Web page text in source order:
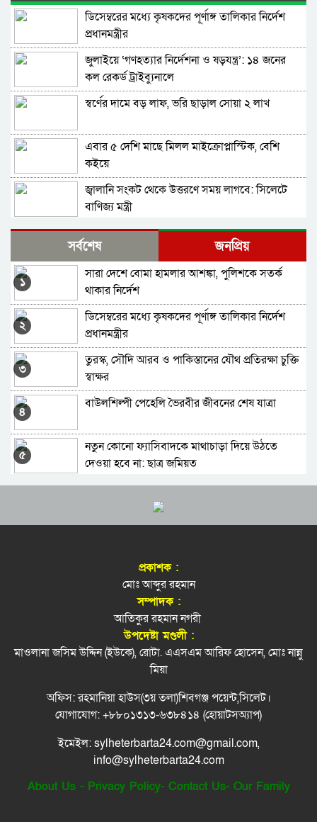
ডিসেম্বরের মধ্যে কৃষকদের পূর্ণাঙ্গ তালিকার নির্দেশ
প্রধানমন্ত্রীর
জুলাইয়ে ‘গণহত্যার নির্দেশনা ও ষড়যন্ত্র’: ১৪ জনের
কল রেকর্ড ট্রাইব্যুনালে
স্বর্ণের দামে বড় লাফ, ভরি ছাড়াল সোয়া ২ লাখ
এবার ৫ দেশি মাছে মিলল মাইক্রোপ্লাস্টিক, বেশি
কইয়ে
জ্বালানি সংকট থেকে উত্তরণে সময় লাগবে: সিলেটে
বাণিজ্য মন্ত্রী
অহেতুক ইস্যু বানালে পলাতক স্বৈরাচারের পুনরুত্থানের
পথ সুগম হবে: প্রধানমন্ত্রী
জুলাই হত্যাকাণ্ডের বিচার: ট্রাইব্যুনালে ৬১ জনের সাজা
জুলাই গণ-অভ্যুত্থানের চেতনায় বৈষম্যহীন দেশ গড়ার
আহ্বান ভারপ্রাপ্ত রাষ্ট্রপতির
জুলাই গণঅভ্যুত্থান: ছাত্র-জনতার বিজয়ের দিন আজ
নগর উন্নয়নে সমন্বিতভাবে কাজ করতে হবে:
স্বৈরাচারের রেখে যাওয়া ভঙ্গুর রাষ্ট্র পুনর্গঠনে কাজ
করছে সরকার: প্রধানমন্ত্রী
‘রিমেম্বারিং আওয়ার হিরোজ’: সেই ১ আগস্টের যা
বিশ্ব মাতৃদুগ্ধ সপ্তাহ শুরু আজ
সর্বশেষ জনপ্রিয়
১
সারা দেশে বোমা হামলার আশঙ্কা, পুলিশকে সতর্ক
থাকার নির্দেশ
২
ডিসেম্বরের মধ্যে কৃষকদের পূর্ণাঙ্গ তালিকার নির্দেশ
প্রধানমন্ত্রীর
৩
তুরস্ক, সৌদি আরব ও পাকিস্তানের যৌথ প্রতিরক্ষা চুক্তি
স্বাক্ষর
৪
বাউলশিল্পী পেহেলি ভৈরবীর জীবনের শেষ যাত্রা
৫
নতুন কোনো ফ্যাসিবাদকে মাথাচাড়া দিয়ে উঠতে
দেওয়া হবে না: ছাত্র জমিয়ত
এসএমপি’র সভায় হ’ত্যা মা/মলা/র আসামিরা!
শিশু সুরক্ষায় ব্যর্থ মেটা, ১১ হাজার কোটি টাকা জরিমানা
নবম শ্রেণির শিক্ষার্থীর গু’লি’তে নিহত স্কুলের ৬ জন
সিলেটে ভয়াবহ দুর্ঘটনা, শিশুসহ নিহত ৮
জালালাবাদ হোমিওপ্যাথি কলেজে জুলাই গণঅভ্যুত্থান
দিবস পালন
জুলাইয়ে ‘গণহত্যার নির্দেশনা ও ষড়যন্ত্র’: ১৪ জনের
কল রেকর্ড ট্রাইব্যুনালে
গোলাপগঞ্জে ৭ শহীদ স্মরণে ইত্তেহাদুল হুফফায’র দোয়া
প্রকাশক :
মোঃ আব্দুর রহমান
সম্পাদক :
আতিকুর রহমান নগরী
উপদেষ্টা মণ্ডলী :
মাওলানা জসিম উদ্দিন (ইউকে), রোটা. এএসএম আরিফ হোসেন, মোঃ নান্নু
মিয়া
অফিস: রহমানিয়া হাউস(৩য় তলা)শিবগঞ্জ পয়েন্ট,সিলেট।
যোগাযোগ: +৮৮০১৩১৩-৬৩৮৪১৪ (হোয়াটসঅ্যাপ)
ইমেইল: sylheterbarta24.com@gmail.com,
info@sylheterbarta24.com
About Us- Privacy Policy- Contact Us- Our Family